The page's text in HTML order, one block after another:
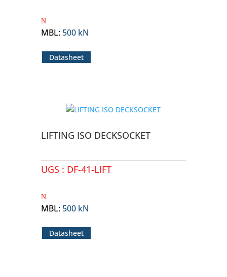
MBL: 500 kN
Datasheet
LIFTING ISO DECKSOCKET
UGS : DF-41-LIFT
MBL: 500 kN
Datasheet